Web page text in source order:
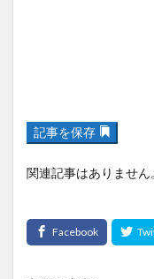
記事を保存
関連記事はありません